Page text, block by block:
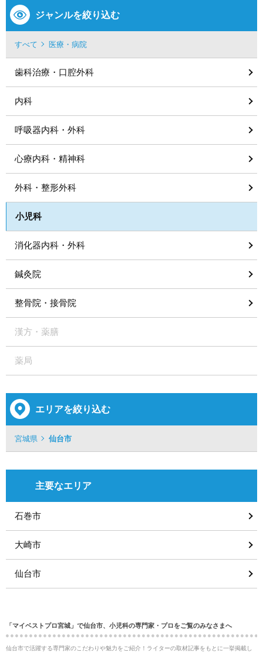
ジャンルを絞り込む
すべて 医療・病院
歯科治療・口腔外科
内科
呼吸器内科・外科
心療内科・精神科
外科・整形外科
小児科
消化器内科・外科
鍼灸院
整骨院・接骨院
漢方・薬膳
薬局
エリアを絞り込む
宮城県 仙台市
主要なエリア
石巻市
大崎市
仙台市
「マイベストプロ宮城」で仙台市、小児科の専門家・プロをご覧のみなさまへ
仙台市で活躍する専門家のこだわりや魅力をご紹介！ライターの取材記事をもとに一挙掲載し